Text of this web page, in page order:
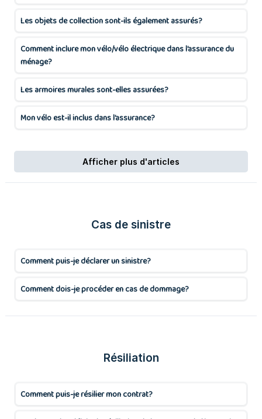
Les objets de collection sont-ils également assurés?
Comment inclure mon vélo/vélo électrique dans l’assurance du
ménage?
Les armoires murales sont-elles assurées?
Mon vélo est-il inclus dans l’assurance?
Afficher plus d'articles
Cas de sinistre
Comment puis-je déclarer un sinistre?
Comment dois-je procéder en cas de dommage?
Résiliation
Comment puis-je résilier mon contrat?